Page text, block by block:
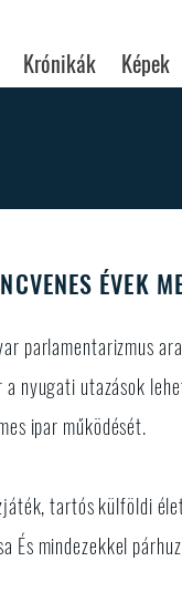
Krónikák Képek
ÉVEK
parlamentarizmus
a nyugati utazások
ipar működését.
tartós külföldi
És mindezekkel